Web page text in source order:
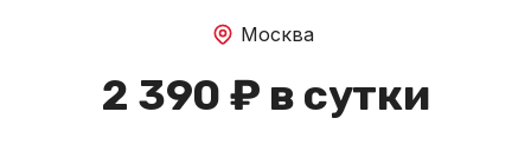
Москва
2 390 ₽ в сутки